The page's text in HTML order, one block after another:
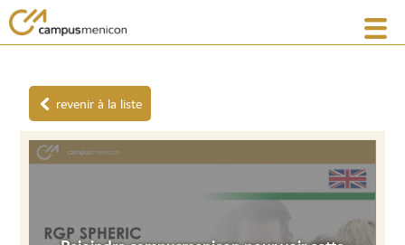
revenir à la liste